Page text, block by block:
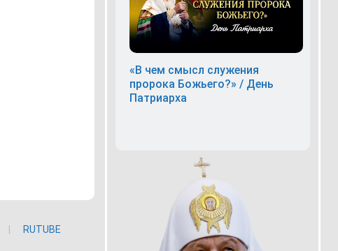
RUTUBE
«В чем смысл служения
пророка Божьего?» / День
Патриарха